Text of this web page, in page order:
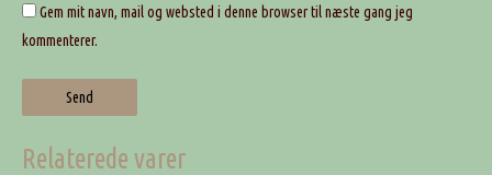
Gem mit navn, mail og websted i denne browser til næste gang jeg
kommenterer.
Relaterede varer